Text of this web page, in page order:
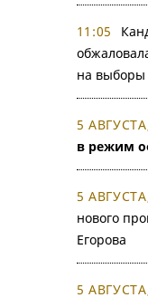
11:05
на выборы
5
в режим
5
нового
Егорова
5